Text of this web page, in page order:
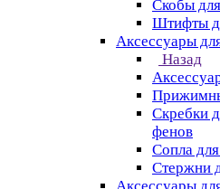
Скобы
Штифты
Аксессуары
Назад
Скребки
фенов
Сопла
Стержни